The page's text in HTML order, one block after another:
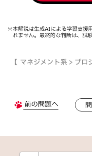
※本解説は生成AIによる学習支援
れません。最終的な判断は、試
マネジメント系 > プロ
前の問題へ